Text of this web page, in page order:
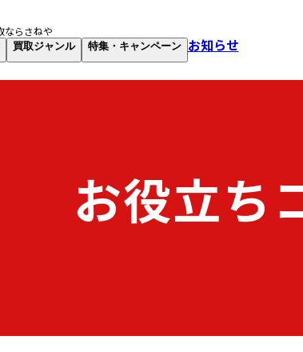
ならさねや
買取ジャンル 特集・キャンペーン お知らせ
お役立ち